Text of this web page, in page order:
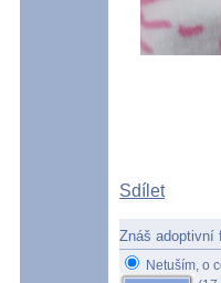
Sdílet
Znáš adoptivní
Netuším, o